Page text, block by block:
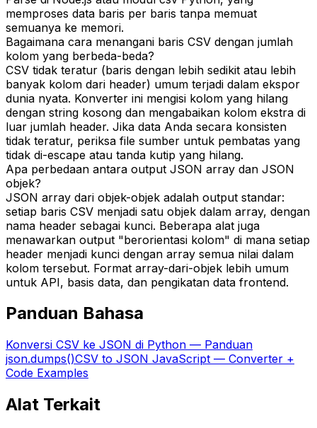
memproses data baris per baris tanpa memuat
semuanya ke memori.
Bagaimana cara menangani baris CSV dengan jumlah
kolom yang berbeda-beda?
CSV tidak teratur (baris dengan lebih sedikit atau lebih
banyak kolom dari header) umum terjadi dalam ekspor
dunia nyata. Konverter ini mengisi kolom yang hilang
dengan string kosong dan mengabaikan kolom ekstra di
luar jumlah header. Jika data Anda secara konsisten
tidak teratur, periksa file sumber untuk pembatas yang
tidak di-escape atau tanda kutip yang hilang.
Apa perbedaan antara output JSON array dan JSON
objek?
JSON array dari objek-objek adalah output standar:
setiap baris CSV menjadi satu objek dalam array, dengan
nama header sebagai kunci. Beberapa alat juga
menawarkan output "berorientasi kolom" di mana setiap
header menjadi kunci dengan array semua nilai dalam
kolom tersebut. Format array-dari-objek lebih umum
untuk API, basis data, dan pengikatan data frontend.
Panduan Bahasa
Konversi CSV ke JSON di Python — Panduan
json.dumps()CSV to JSON JavaScript — Converter +
Code Examples
Alat Terkait